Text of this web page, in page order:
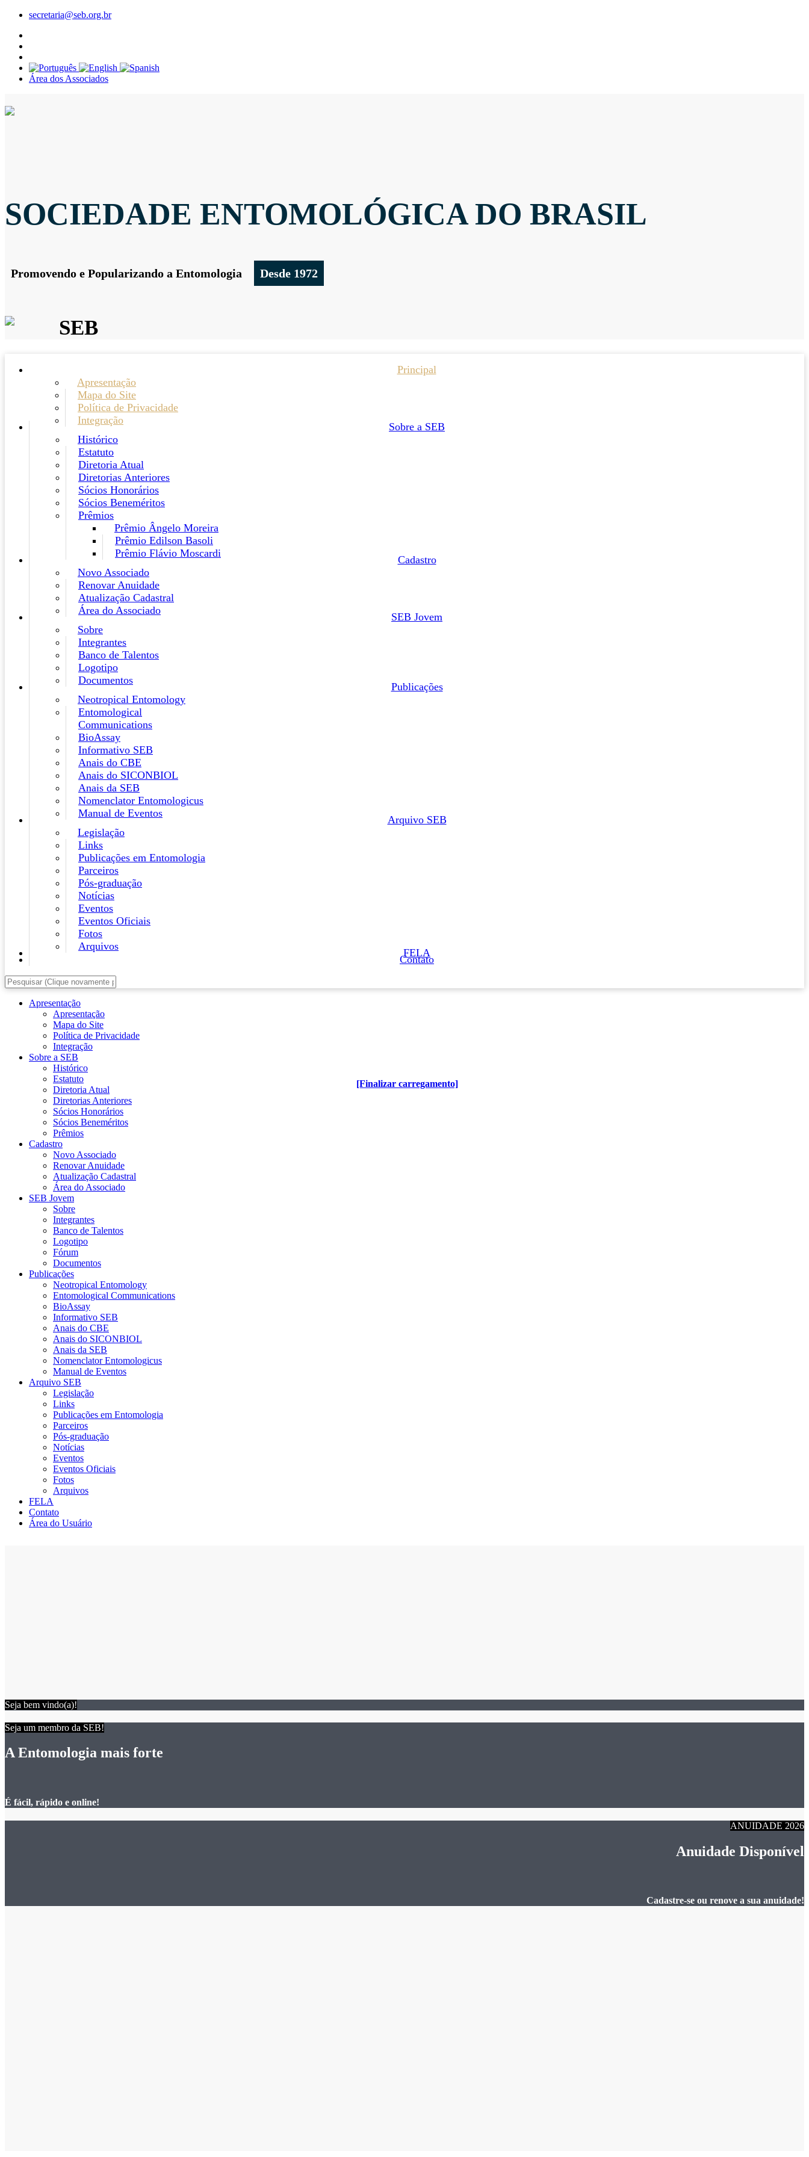
[Finalizar carregamento]
secretaria@seb.org.br
Área dos Associados
SOCIEDADE ENTOMOLÓGICA DO BRASIL
Promovendo e Popularizando a Entomologia Desde 1972
SEB
Principal
Apresentação
Mapa do Site
Política de Privacidade
Integração
Sobre a SEB
Histórico
Estatuto
Diretoria Atual
Diretorias Anteriores
Sócios Honorários
Sócios Beneméritos
Prêmios
Prêmio Ângelo Moreira
Prêmio Edilson Basoli
Prêmio Flávio Moscardi
Cadastro
Novo Associado
Renovar Anuidade
Atualização Cadastral
Área do Associado
SEB Jovem
Sobre
Integrantes
Banco de Talentos
Logotipo
Documentos
Publicações
Neotropical Entomology
Entomological
Communications
BioAssay
Informativo SEB
Anais do CBE
Anais do SICONBIOL
Anais da SEB
Nomenclator Entomologicus
Manual de Eventos
Arquivo SEB
Legislação
Links
Publicações em Entomologia
Parceiros
Pós-graduação
Notícias
Eventos
Eventos Oficiais
Fotos
Arquivos
FELA
Contato
Apresentação
Apresentação
Mapa do Site
Política de Privacidade
Integração
Sobre a SEB
Histórico
Estatuto
Diretoria Atual
Diretorias Anteriores
Sócios Honorários
Sócios Beneméritos
Prêmios
Cadastro
Novo Associado
Renovar Anuidade
Atualização Cadastral
Área do Associado
SEB Jovem
Sobre
Integrantes
Banco de Talentos
Logotipo
Fórum
Documentos
Publicações
Neotropical Entomology
Entomological Communications
BioAssay
Informativo SEB
Anais do CBE
Anais do SICONBIOL
Anais da SEB
Nomenclator Entomologicus
Manual de Eventos
Arquivo SEB
Legislação
Links
Publicações em Entomologia
Parceiros
Pós-graduação
Notícias
Eventos
Eventos Oficiais
Fotos
Arquivos
FELA
Contato
Área do Usuário
Seja bem vindo(a)!
Seja um membro da SEB!
A Entomologia mais forte
É fácil, rápido e online!
ANUIDADE 2026
Anuidade Disponível
Cadastre-se ou renove a sua anuidade!